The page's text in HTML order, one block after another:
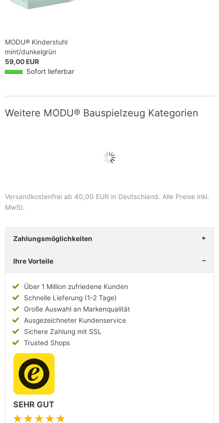
MODU® Kinderstuhl
mint/dunkelgrün
59,00 EUR
Sofort lieferbar
Weitere MODU® Bauspielzeug Kategorien
Versandkostenfrei ab 40,00 EUR in Deutschland. Alle Preise inkl.
MwSt.
Zahlungsmöglichkeiten
Ihre Vorteile
Über 1 Million zufriedene Kunden
Schnelle Lieferung (1-2 Tage)
Große Auswahl an Markenqualität
Ausgezeichneter Kundenservice
Sichere Zahlung mit SSL
Trusted Shops
SEHR GUT
★★★★★